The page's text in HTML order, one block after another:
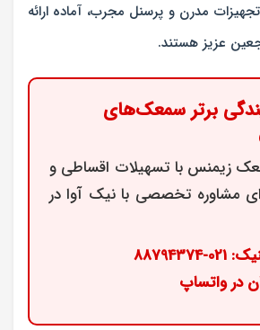
مدرن و پرسنل مجرب، آماده ارائه
عزیز هستند.
برتر سمعک‌های
زیمنس با تسهیلات اقساطی و
مشاوره تخصصی با نیک آوا در
در واتساپ